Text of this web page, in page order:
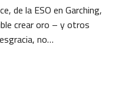
de la ESO en Garching,
crear oro – y otros
no…